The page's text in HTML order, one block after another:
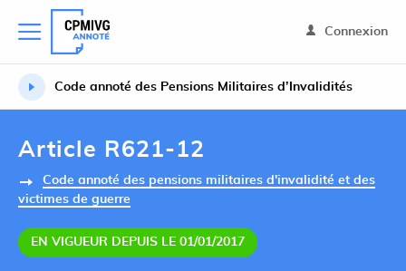
Connexion
Code annoté des Pensions Militaires d’Invalidités
Article R621-12
Code annoté des pensions militaires d'invalidité et des
victimes de guerre
EN VIGUEUR DEPUIS LE 01/01/2017